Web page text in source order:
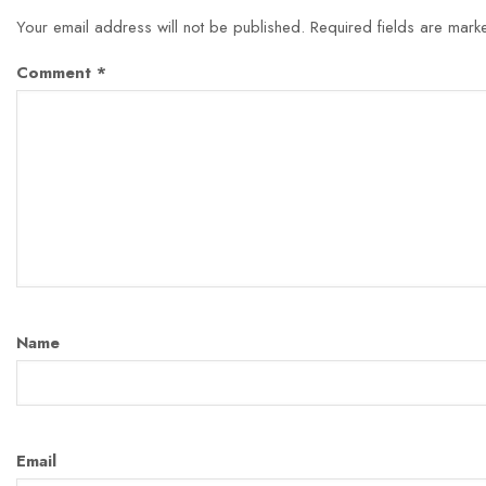
Your email address will not be published. Required fields are
Comment *
Name
Email